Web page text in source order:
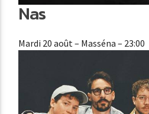
Nas
Mardi 20 août – Masséna – 23:00